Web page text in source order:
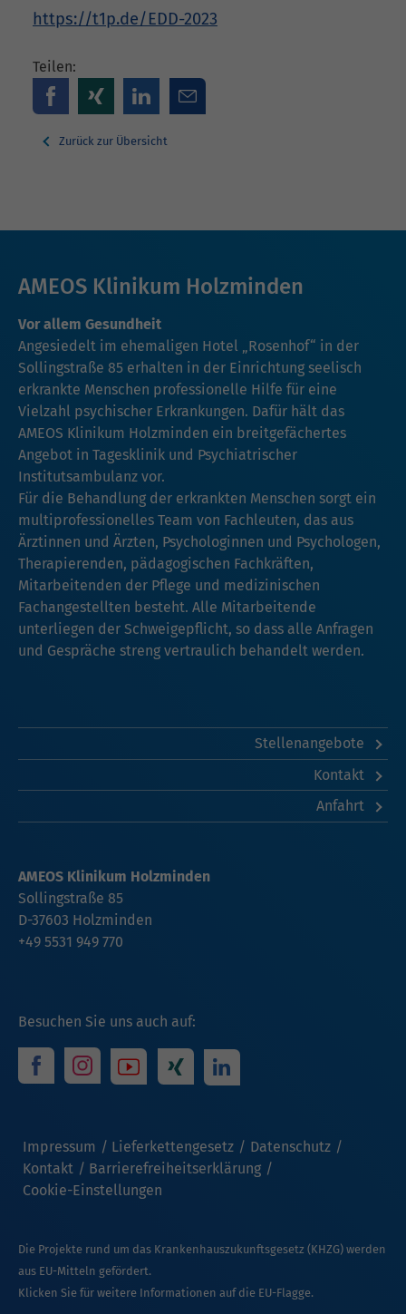
https://t1p.de/EDD-2023
Teilen:
Zurück zur Übersicht
AMEOS Klinikum Holzminden
Vor allem Gesundheit
Angesiedelt im ehemaligen Hotel „Rosenhof“ in der
Sollingstraße 85 erhalten in der Einrichtung seelisch
erkrankte Menschen professionelle Hilfe für eine
Vielzahl psychischer Erkrankungen. Dafür hält das
AMEOS Klinikum Holzminden ein breitgefächertes
Angebot in Tagesklinik und Psychiatrischer
Institutsambulanz vor.
Für die Behandlung der erkrankten Menschen sorgt ein
multiprofessionelles Team von Fachleuten, das aus
Ärztinnen und Ärzten, Psychologinnen und Psychologen,
Therapierenden, pädagogischen Fachkräften,
Mitarbeitenden der Pflege und medizinischen
Fachangestellten besteht. Alle Mitarbeitende
unterliegen der Schweigepflicht, so dass alle Anfragen
und Gespräche streng vertraulich behandelt werden.
Stellenangebote
Kontakt
Anfahrt
Besuchen Sie uns auch auf:
Impressum Lieferkettengesetz
Datenschutz
Kontakt
Barrierefreiheitserklärung
Cookie-Einstellungen
AMEOS Klinikum Holzminden
Sollingstraße 85
D-37603 Holzminden
+49 5531 949 770
Die Projekte rund um das Krankenhauszukunftsgesetz (KHZG) werden
aus EU-Mitteln gefördert.
Klicken Sie für weitere Informationen auf die EU-Flagge.